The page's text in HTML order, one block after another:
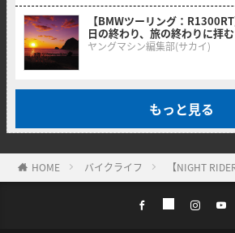
【BMWツーリング：
日の終わり、旅の終わりに拝
ヤングマシン編集部(サカイ)
もっと見る
HOME バイクライフ 【NIGHT